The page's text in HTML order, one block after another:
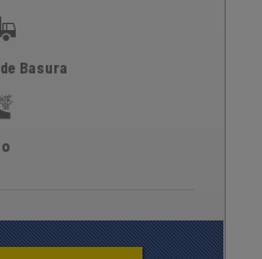
Basura